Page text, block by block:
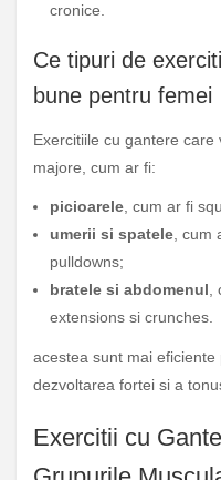
cronice.
Ce tipuri de
bune pentru femei
Exercitiile cu gantere
majore, cum ar fi:
picioarele , cum ar fi
umerii si spatele ,
pulldowns;
bratele si abdomenul
extensions si crunches.
acestea sunt mai
dezvoltarea fortei si a
Exercitii cu